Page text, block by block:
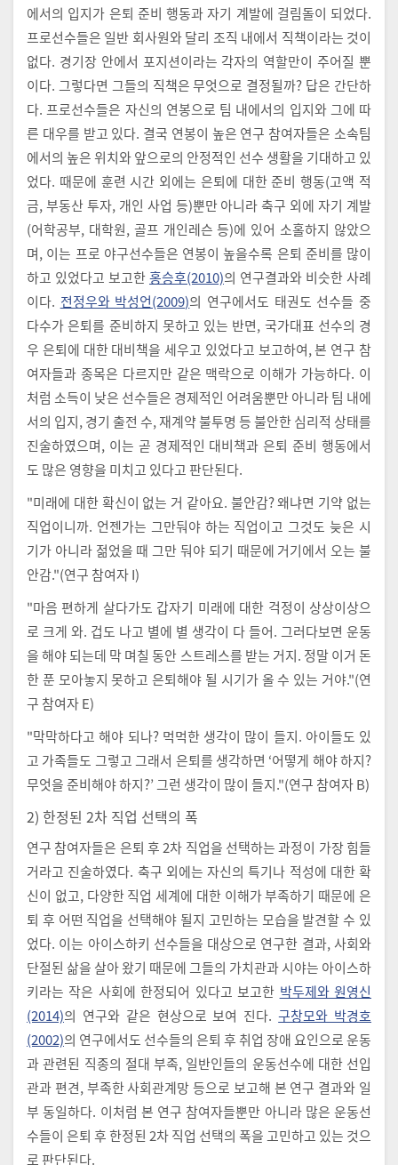
에서의 입지가 은퇴 준비 행동과 자기 계발에 걸림돌이 되었다.
프로선수들은 일반 회사원와 달리 조직 내에서 직책이라는 것이
없다. 경기장 안에서 포지션이라는 각자의 역할만이 주어질 뿐
이다. 그렇다면 그들의 직책은 무엇으로 결정될까? 답은 간단하
다. 프로선수들은 자신의 연봉으로 팀 내에서의 입지와 그에 따
른 대우를 받고 있다. 결국 연봉이 높은 연구 참여자들은 소속팀
에서의 높은 위치와 앞으로의 안정적인 선수 생활을 기대하고 있
었다. 때문에 훈련 시간 외에는 은퇴에 대한 준비 행동(고액 적
금, 부동산 투자, 개인 사업 등)뿐만 아니라 축구 외에 자기 계발
(어학공부, 대학원, 골프 개인레슨 등)에 있어 소홀하지 않았으
며, 이는 프로 야구선수들은 연봉이 높을수록 은퇴 준비를 많이
하고 있었다고 보고한홍승후(2010)의 연구결과와 비슷한 사례
이다. 전정우와 박성언(2009)의 연구에서도 태권도 선수들 중
다수가 은퇴를 준비하지 못하고 있는 반면, 국가대표 선수의 경
우 은퇴에 대한 대비책을 세우고 있었다고 보고하여, 본 연구 참
여자들과 종목은 다르지만 같은 맥락으로 이해가 가능하다. 이
처럼 소득이 낮은 선수들은 경제적인 어려움뿐만 아니라 팀 내에
서의 입지, 경기 출전 수, 재계약 불투명 등 불안한 심리적 상태를
진술하였으며, 이는 곧 경제적인 대비책과 은퇴 준비 행동에서
도 많은 영향을 미치고 있다고 판단된다.
"미래에 대한 확신이 없는 거 같아요. 불안감? 왜냐면 기약 없는
직업이니까. 언젠가는 그만둬야 하는 직업이고 그것도 늦은 시
기가 아니라 젊었을 때 그만 둬야 되기 때문에 거기에서 오는 불
안감."(연구 참여자 I)
"마음 편하게 살다가도 갑자기 미래에 대한 걱정이 상상이상으
로 크게 와. 겁도 나고 별에 별 생각이 다 들어. 그러다보면 운동
을 해야 되는데 막 며칠 동안 스트레스를 받는 거지. 정말 이거 돈
한 푼 모아놓지 못하고 은퇴해야 될 시기가 올 수 있는 거야."(연
구 참여자 E)
"막막하다고 해야 되나? 먹먹한 생각이 많이 들지. 아이들도 있
고 가족들도 그렇고 그래서 은퇴를 생각하면 ‘어떻게 해야 하지?
무엇을 준비해야 하지?’ 그런 생각이 많이 들지."(연구 참여자 B)
2) 한정된 2차 직업 선택의 폭
연구 참여자들은 은퇴 후 2차 직업을 선택하는 과정이 가장 힘들
거라고 진술하였다. 축구 외에는 자신의 특기나 적성에 대한 확
신이 없고, 다양한 직업 세계에 대한 이해가 부족하기 때문에 은
퇴 후 어떤 직업을 선택해야 될지 고민하는 모습을 발견할 수 있
었다. 이는 아이스하키 선수들을 대상으로 연구한 결과, 사회와
단절된 삶을 살아 왔기 때문에 그들의 가치관과 시야는 아이스하
키라는 작은 사회에 한정되어 있다고 보고한 박두제와 원영신
(2014)의 연구와 같은 현상으로 보여 진다.구창모와 박경호
(2002)의 연구에서도 선수들의 은퇴 후 취업 장애 요인으로 운동
과 관련된 직종의 절대 부족, 일반인들의 운동선수에 대한 선입
관과 편견, 부족한 사회관계망 등으로 보고해 본 연구 결과와 일
부 동일하다. 이처럼 본 연구 참여자들뿐만 아니라 많은 운동선
수들이 은퇴 후 한정된 2차 직업 선택의 폭을 고민하고 있는 것으
로 판단된다.